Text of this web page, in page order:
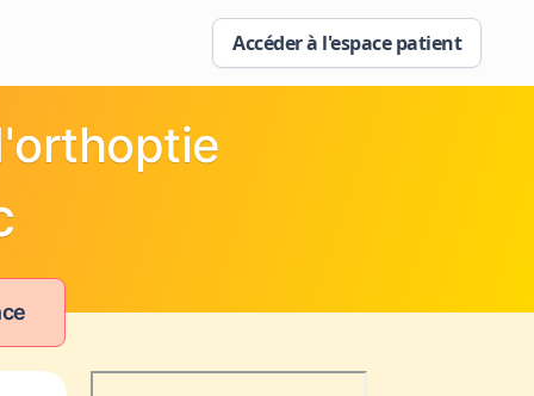
Accéder à l'espace patient